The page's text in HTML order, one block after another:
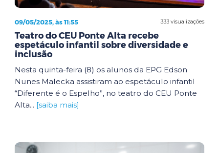
333 visualizações
09/05/2025, às 11:55
Teatro do CEU Ponte Alta recebe
espetáculo infantil sobre diversidade e
inclusão
Nesta quinta-feira (8) os alunos da EPG Edson
Nunes Malecka assistiram ao espetáculo infantil
“Diferente é o Espelho”, no teatro do CEU Ponte
Alta... [saiba mais]